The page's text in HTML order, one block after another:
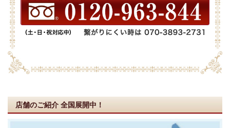
店舗のご紹介 全国展開中！